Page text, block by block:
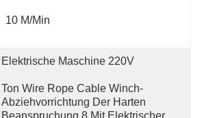
10 M/min
Elektrische Maschine 220V
Ton Wire Rope Cable Winch-
Abziehvorrichtung Der Harten
Beanspruchung 8 Mit Elektrischer